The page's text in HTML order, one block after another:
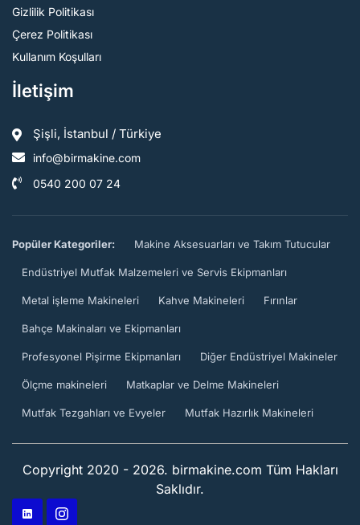
Gizlilik Politikası
Çerez Politikası
Kullanım Koşulları
İletişim
Şişli, İstanbul / Türkiye
info@birmakine.com
0540 200 07 24
Popüler Kategoriler: Makine Aksesuarları ve Takım Tutucular
Endüstriyel Mutfak Malzemeleri ve Servis Ekipmanları
Metal işleme Makineleri Kahve Makineleri Fırınlar
Bahçe Makinaları ve Ekipmanları
Profesyonel Pişirme Ekipmanları Diğer Endüstriyel Makineler
Ölçme makineleri Matkaplar ve Delme Makineleri
Mutfak Tezgahları ve Evyeler Mutfak Hazırlık Makineleri
Copyright 2020 - 2026. birmakine.com Tüm Hakları
Saklıdır.